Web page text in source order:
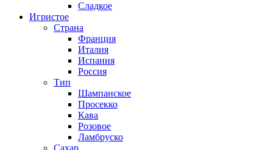
Сладкое
Игристое
Страна
Франция
Италия
Испания
Россия
Тип
Шампанское
Просекко
Кава
Розовое
Ламбруско
Сахар